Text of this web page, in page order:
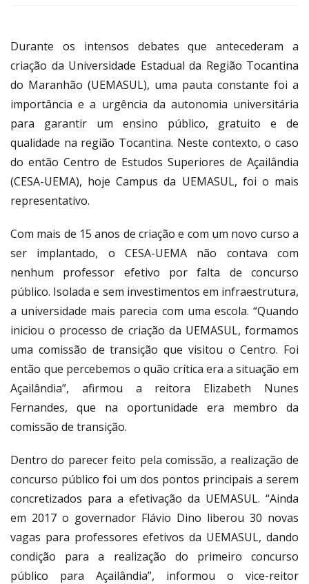
Durante os intensos debates que antecederam a
criação da Universidade Estadual da Região Tocantina
do Maranhão (UEMASUL), uma pauta constante foi a
importância e a urgência da autonomia universitária
para garantir um ensino público, gratuito e de
qualidade na região Tocantina. Neste contexto, o caso
do então Centro de Estudos Superiores de Açailândia
(CESA-UEMA), hoje Campus da UEMASUL, foi o mais
representativo.
Com mais de 15 anos de criação e com um novo curso a
ser implantado, o CESA-UEMA não contava com
nenhum professor efetivo por falta de concurso
público. Isolada e sem investimentos em infraestrutura,
a universidade mais parecia com uma escola. “Quando
iniciou o processo de criação da UEMASUL, formamos
uma comissão de transição que visitou o Centro. Foi
então que percebemos o quão crítica era a situação em
Açailândia”, afirmou a reitora Elizabeth Nunes
Fernandes, que na oportunidade era membro da
comissão de transição.
Dentro do parecer feito pela comissão, a realização de
concurso público foi um dos pontos principais a serem
concretizados para a efetivação da UEMASUL. “Ainda
em 2017 o governador Flávio Dino liberou 30 novas
vagas para professores efetivos da UEMASUL, dando
condição para a realização do primeiro concurso
público para Açailândia”, informou o vice-reitor